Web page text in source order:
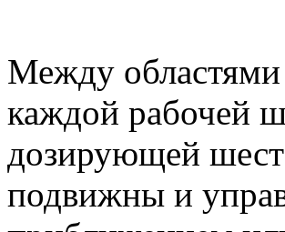
Между областями
каждой рабочей
дозирующей
подвижны и